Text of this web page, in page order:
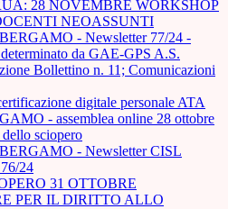
28 NOVEMBRE WORKSHOP
NEOASSUNTI
- Newsletter 77/24 -
da GAE-GPS A.S.
Bollettino n. 11; Comunicazioni
digitale personale ATA
- assemblea online 28 ottobre
sciopero
- Newsletter CISL
24
31 OTTOBRE
PER IL DIRITTO ALLO